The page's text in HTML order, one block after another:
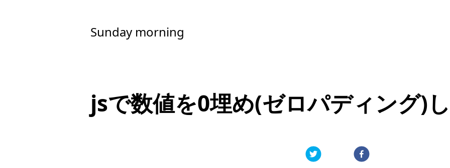
Sunday morning
jsで数値を0埋め(ゼロパディング)